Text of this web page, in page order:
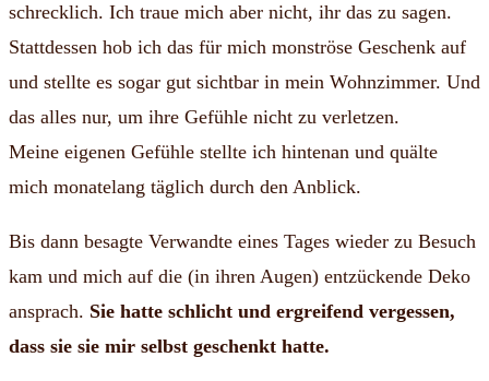
schrecklich. Ich traue mich aber nicht, ihr das zu sagen.
Stattdessen hob ich das für mich monströse Geschenk auf
und stellte es sogar gut sichtbar in mein Wohnzimmer. Und
das alles nur, um ihre Gefühle nicht zu verletzen.
Meine eigenen Gefühle stellte ich hintenan und quälte
mich monatelang täglich durch den Anblick.
Bis dann besagte Verwandte eines Tages wieder zu Besuch
kam und mich auf die (in ihren Augen) entzückende Deko
ansprach. Sie hatte schlicht und ergreifend vergessen,
dass sie sie mir selbst geschenkt hatte.